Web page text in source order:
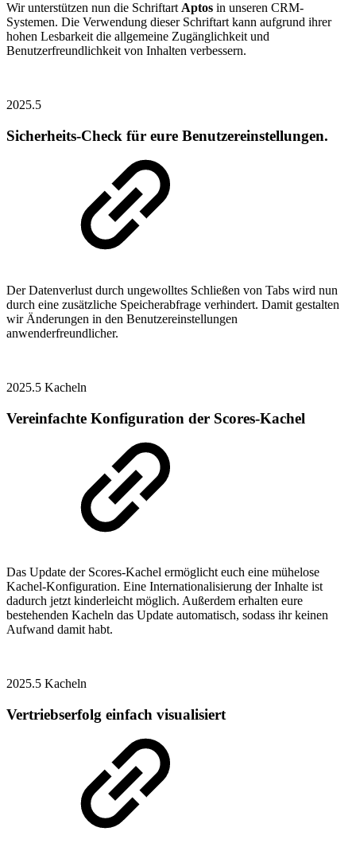
Wir unterstützen nun die SchriftartAptos in unseren CRM-
Systemen. Die Verwendung dieser Schriftart kann aufgrund ihrer
hohen Lesbarkeit die allgemeine Zugänglichkeit und
Benutzerfreundlichkeit von Inhalten verbessern.
2025.5
Sicherheits-Check für eure Benutzereinstellungen.
Der Datenverlust durch ungewolltes Schließen von Tabs wird nun
durch eine zusätzliche Speicherabfrage verhindert. Damit gestalten
wir Änderungen in den Benutzereinstellungen
anwenderfreundlicher.
2025.5 Kacheln
Vereinfachte Konfiguration der Scores-Kachel
Das Update der Scores-Kachel ermöglicht euch eine mühelose
Kachel-Konfiguration. Eine Internationalisierung der Inhalte ist
dadurch jetzt kinderleicht möglich. Außerdem erhalten eure
bestehenden Kacheln das Update automatisch, sodass ihr keinen
Aufwand damit habt.
2025.5 Kacheln
Vertriebserfolg einfach visualisiert